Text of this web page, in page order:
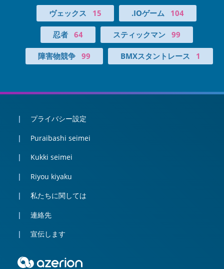
ヴェックス 15 .IOゲーム 104
忍者 64 スティックマン 99
障害物競争 99 BMXスタントレース 1
プライバシー設定
Puraibashi seimei
Kukki seimei
Riyou kiyaku
私たちに関しては
連絡先
宣伝します